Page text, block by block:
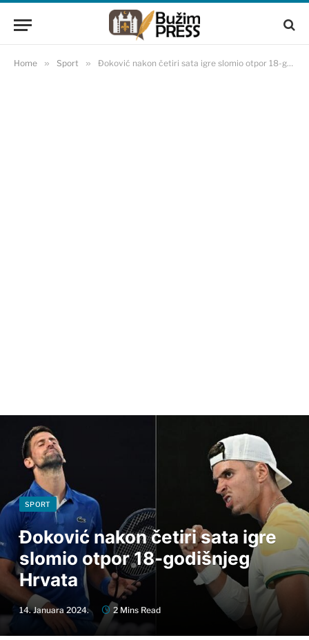
Home » Sport » Đoković nakon četiri sata igre slomio otpor 18-godišnjeg Hrvata
SPORT
Đoković nakon četiri sata igre
slomio otpor 18-godišnjeg
Hrvata
14. Januara 2024. 2 Mins Read